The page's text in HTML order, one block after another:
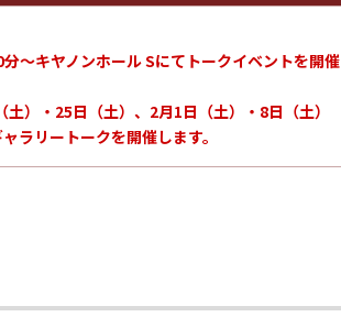
～キヤノンホール Sにてトークイベントを開催
）・25日（土）、2月1日（土）・8日（土）
ラリートークを開催します。